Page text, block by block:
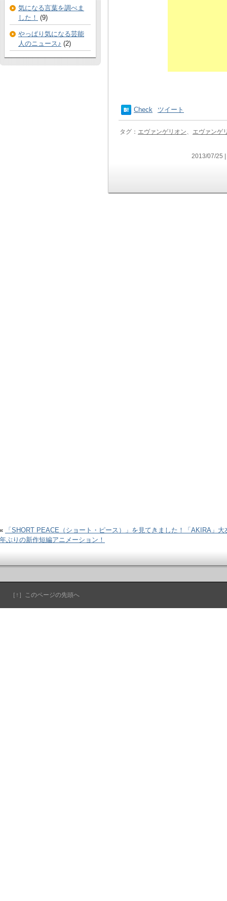
Check ツイート
タグ： エヴァンゲリオン エヴァンゲ
2013/07/25 |
気になる言葉を調べま
した！ (9)
やっぱり気になる芸能
人のニュース♪ (2)
«
「SHORT PEACE（ショート・ピース）」を見てきました！「AKIRA」大
年ぶりの新作短編アニメーション！
［↑］このページの先頭へ